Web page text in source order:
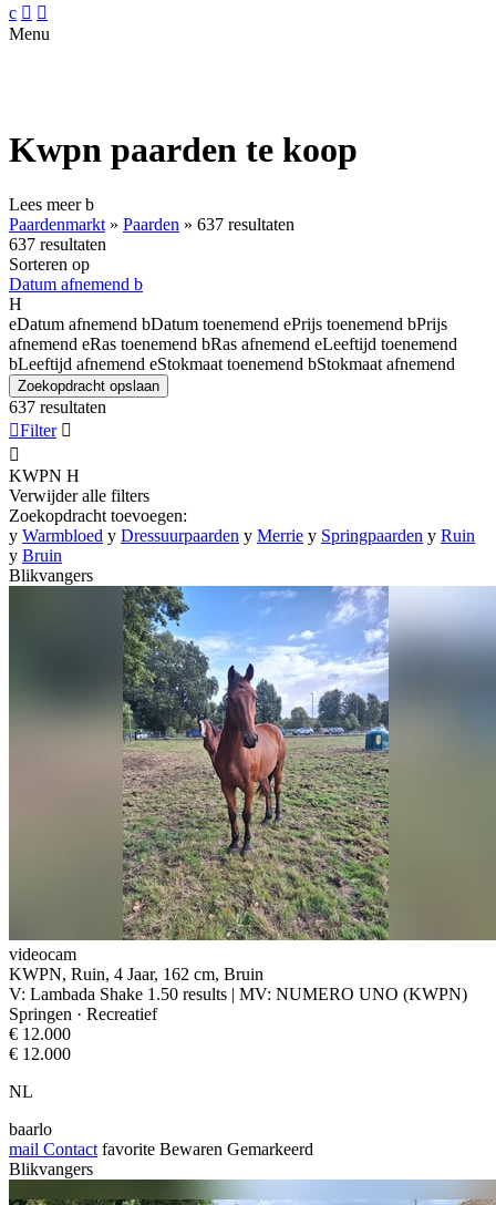
c  
Menu
Kwpn paarden te koop
Lees meerb
Paardenmarkt » Paarden » 637 resultaten
637 resultaten
Sorteren op
Datum afnemend b
H
eDatum afnemend bDatum toenemend ePrijs toenemend bPrijs
afnemend eRas toenemend bRas afnemend eLeeftijd toenemend
bLeeftijd afnemend eStokmaat toenemend bStokmaat afnemend
Zoekopdracht opslaan
637 resultaten
Filter 

KWPN H
Verwijder alle filters
Zoekopdracht toevoegen:
y Warmbloed y Dressuurpaarden y Merrie y Springpaarden y Ruin
y Bruin
Blikvangers
videocam
KWPN, Ruin, 4 Jaar, 162 cm, Bruin
V: Lambada Shake 1.50 results | MV: NUMERO UNO (KWPN)
Springen · Recreatief
€ 12.000
€ 12.000
NL
baarlo
mail Contact favorite Bewaren Gemarkeerd
Blikvangers